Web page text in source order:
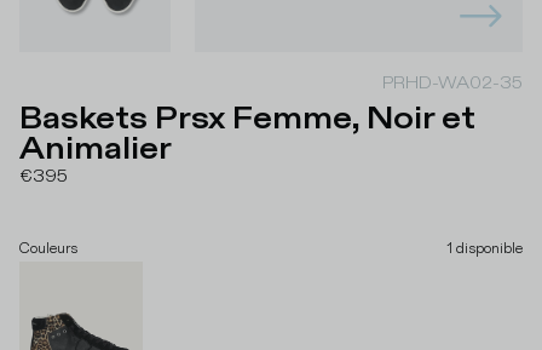
PRHD-WA02-35
Baskets Prsx Femme, Noir et
Animalier
€395
Couleurs 1 disponible